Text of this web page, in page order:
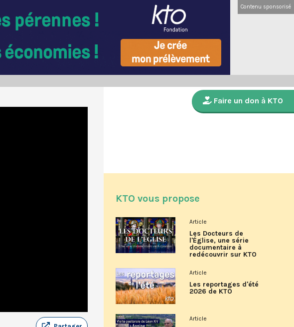
Contenu sponsorisé
Faire un don à KTO
KTO vous propose
Article
Les Docteurs de
l'Église, une série
documentaire à
redécouvrir sur KTO
Article
Les reportages d'été
2026 de KTO
Article